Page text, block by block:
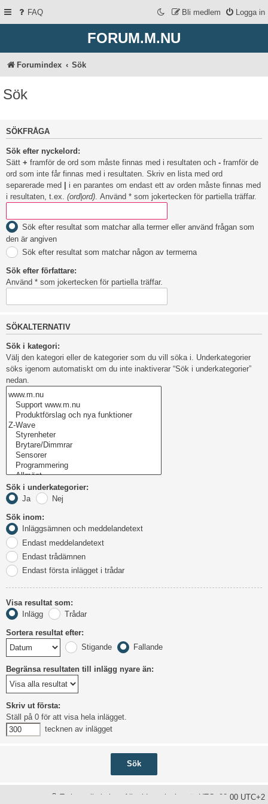
FAQ Logga in
Bli medlem
FORUM.M.NU
Forumindex Sök
Sök
SÖKFRÅGA
Sök efter nyckelord:
Sätt + framför de ord som måste finnas med i resultaten och - framför de
ord som inte får finnas med i resultaten. Skriv en lista med ord
separerade med | i en parantes om endast ett av orden måste finnas med
i resultaten, t.ex. (ord|ord) . Använd * som jokertecken för partiella träffar.
Sök efter resultat som matchar alla termer eller använd frågan som
den är angiven
Sök efter resultat som matchar någon av termerna
Sök efter författare:
Använd * som jokertecken för partiella träffar.
SÖKALTERNATIV
Sök i kategori:
Välj den kategori eller de kategorier som du vill söka i. Underkategorier
söks igenom automatiskt om du inte inaktiverar “Sök i underkategorier”
nedan.
Sök i underkategorier:
Ja
Nej
Sök inom:
Inläggsämnen och meddelandetext
Endast meddelandetext
Endast trådämnen
Endast första inlägget i trådar
Visa resultat som:
Inlägg
Trådar
Sortera resultat efter:
Stigande
Fallande
Begränsa resultaten till inlägg nyare än:
Skriv ut första:
Ställ på 0 för att visa hela inlägget.
tecknen av inlägget
Alla tidsangivelser är UTC+02:00 UTC+2
Ta bort alla kakor